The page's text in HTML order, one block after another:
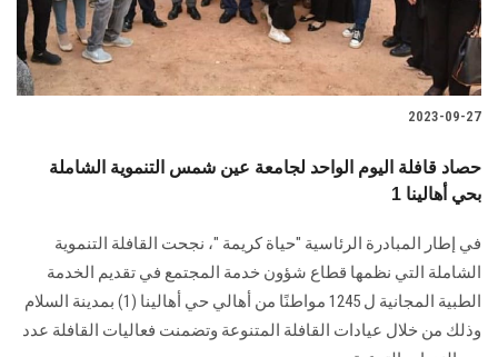
2023-09-27
حصاد قافلة اليوم الواحد لجامعة عين شمس التنموية الشاملة
بحي أهالينا 1
في إطار المبادرة الرئاسية "حياة كريمة "، نجحت القافلة التنموية
الشاملة التي نظمها قطاع شؤون خدمة المجتمع في تقديم الخدمة
الطبية المجانية ل 1245 مواطنًا من أهالي حي أهالينا (1) بمدينة السلام
وذلك من خلال عيادات القافلة المتنوعة وتضمنت فعاليات القافلة عدد